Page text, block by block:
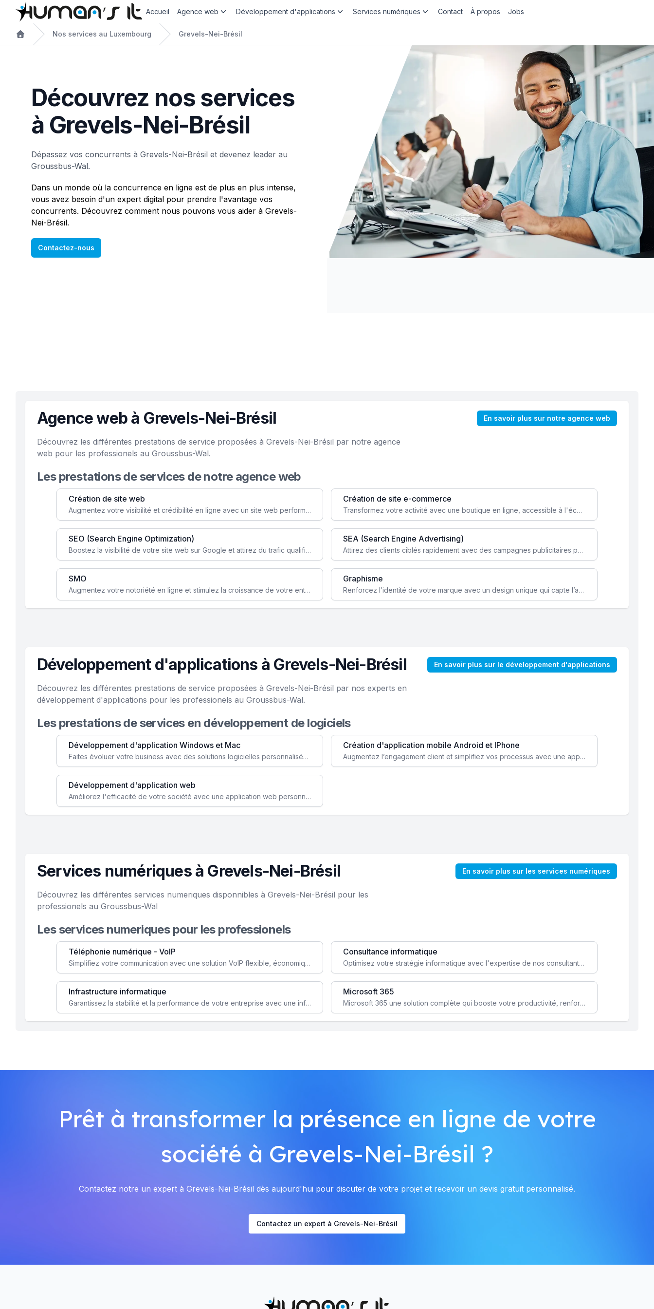
Accueil Agence web Développement d'applications Services numériques Contact À propos Jobs
Nos services au Luxembourg Grevels-Nei-Brésil
Découvrez nos services
à Grevels-Nei-Brésil
Dépassez vos concurrents à Grevels-Nei-Brésil et devenez leader au
Groussbus-Wal.
Dans un monde où la concurrence en ligne est de plus en plus intense,
vous avez besoin d'un expert digital pour prendre l'avantage vos
concurrents. Découvrez comment nous pouvons vous aider à Grevels-
Nei-Brésil.
Contactez-nous
Agence web à Grevels-Nei-Brésil En savoir plus sur notre agence web
Découvrez les différentes prestations de service proposées à Grevels-Nei-Brésil par notre agence
web pour les professionels au Groussbus-Wal.
Les prestations de services de notre agence web
Création de site web
Augmentez votre visibilité et crédibilité en ligne avec un site web performant, conçu pour attirer plus de clients.
Création de site e-commerce
Transformez votre activité avec une boutique en ligne, accessible à l'échelle mondiale 24/7.
SEO (Search Engine Optimization)
Boostez la visibilité de votre site web sur Google et attirez du trafic qualifié grâce à nos stratégies SEO.
SEA (Search Engine Advertising)
Attirez des clients ciblés rapidement avec des campagnes publicitaires payantes optimisées pour vos objectifs.
SMO
Augmentez votre notoriété en ligne et stimulez la croissance de votre entreprise grâce à une stratégie sociale sur mesure.
Graphisme
Renforcez l’identité de votre marque avec un design unique qui capte l’attention et engage vos clients.
Développement d'applications à Grevels-Nei-Brésil En savoir plus sur le développement d'applications
Découvrez les différentes prestations de service proposées à Grevels-Nei-Brésil par nos experts en
développement d'applications pour les professionels au Groussbus-Wal.
Les prestations de services en développement de logiciels
Développement d'application Windows et Mac
Faites évoluer votre business avec des solutions logicielles personnalisées, parfaitement adaptées à vos besoins spécifiques.
Création d'application mobile Android et IPhone
Augmentez l’engagement client et simplifiez vos processus avec une application mobile sur mesure, disponible sur iOS et Android.
Développement d'application web
Améliorez l'efficacité de votre société avec une application web personnalisée accessible partout et tout le temps.
Services numériques à Grevels-Nei-Brésil En savoir plus sur les services numériques
Découvrez les différentes services numeriques disponnibles à Grevels-Nei-Brésil pour les
professionels au Groussbus-Wal
Les services numeriques pour les professionels
Téléphonie numérique - VoIP
Simplifiez votre communication avec une solution VoIP flexible, économique et adaptée à vos besoins professionnels.
Consultance informatique
Optimisez votre stratégie informatique avec l'expertise de nos consultants pour améliorer votre efficacité et sécurité.
Infrastructure informatique
Garantissez la stabilité et la performance de votre entreprise avec une infrastructure IT sécurisée et évolutive.
Microsoft 365
Microsoft 365 une solution complète qui booste votre productivité, renforce la sécurité de vos données et facilite la collaboration.
Prêt à transformer la présence en ligne de votre
société à Grevels-Nei-Brésil ?
Contactez notre un expert à Grevels-Nei-Brésil dès aujourd'hui pour discuter de votre projet et recevoir un devis gratuit personnalisé.
Contactez un expert à Grevels-Nei-Brésil